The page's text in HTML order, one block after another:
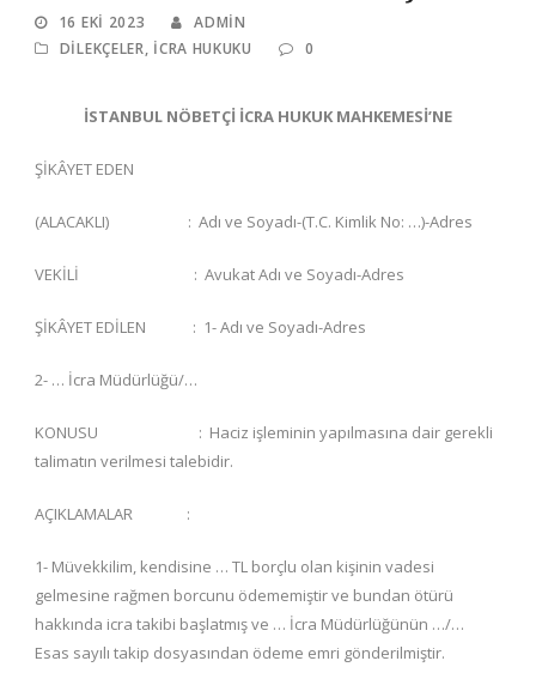
16 EKI 2023
ADMIN
DILEKÇELER, İCRA HUKUKU 0
İSTANBUL NÖBETÇİ İCRA HUKUK MAHKEMESİ’NE
ŞİKÂYET EDEN
(ALACAKLI) : Adı ve Soyadı-(T.C. Kimlik No: …)-Adres
VEKİLİ : Avukat Adı ve Soyadı-Adres
ŞİKÂYET EDİLEN : 1- Adı ve Soyadı-Adres
2- … İcra Müdürlüğü/…
KONUSU : Haciz işleminin yapılmasına dair gerekli
talimatın verilmesi talebidir.
AÇIKLAMALAR :
1- Müvekkilim, kendisine … TL borçlu olan kişinin vadesi
gelmesine rağmen borcunu ödememiştir ve bundan ötürü
hakkında icra takibi başlatmış ve … İcra Müdürlüğünün …/…
Esas sayılı takip dosyasından ödeme emri gönderilmiştir.